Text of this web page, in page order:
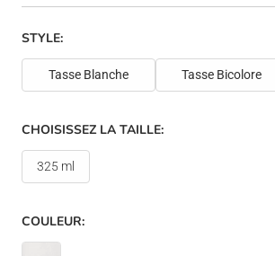
STYLE:
Tasse Blanche Tasse Bicolore
CHOISISSEZ LA TAILLE:
325 ml
COULEUR: